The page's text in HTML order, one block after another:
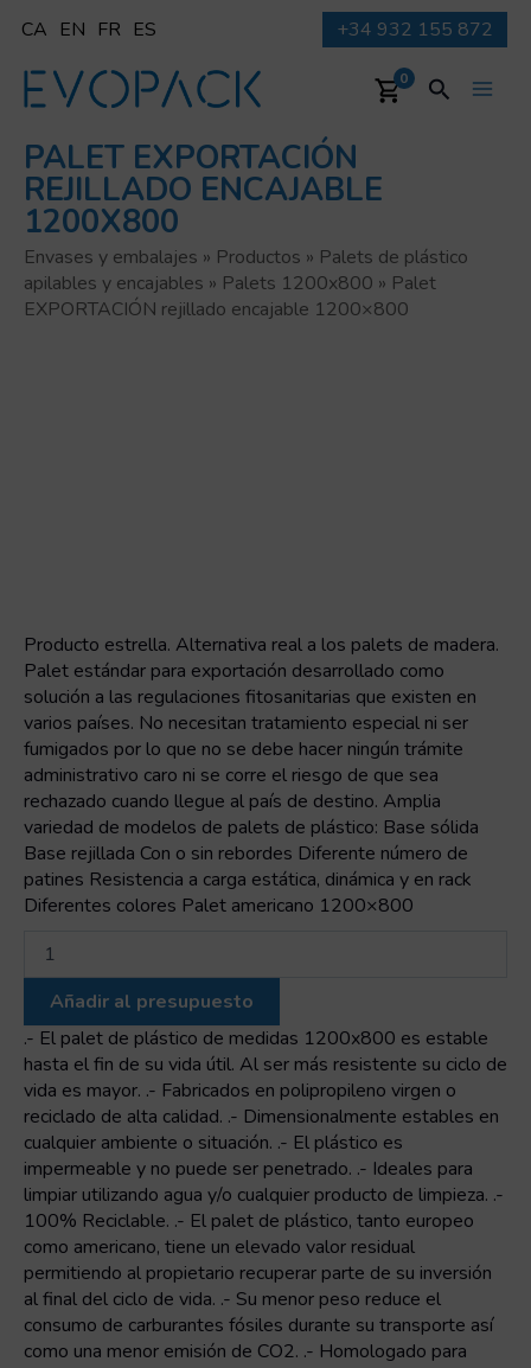
contenido
CA EN FR ES +34 932 155 872
0 Buscar
PALET EXPORTACIÓN
REJILLADO ENCAJABLE
1200X800
Envases y embalajes » Productos » Palets de plástico
apilables y encajables » Palets 1200x800 » Palet
EXPORTACIÓN rejillado encajable 1200×800
Producto estrella. Alternativa real a los palets de madera.
Palet estándar para exportación desarrollado como
solución a las regulaciones fitosanitarias que existen en
varios países. No necesitan tratamiento especial ni ser
fumigados por lo que no se debe hacer ningún trámite
administrativo caro ni se corre el riesgo de que sea
rechazado cuando llegue al país de destino. Amplia
variedad de modelos de palets de plástico: Base sólida
Base rejillada Con o sin rebordes Diferente número de
patines Resistencia a carga estática, dinámica y en rack
Diferentes colores Palet americano 1200×800
EXPORTACIÓN
encajable
1200x800
cantidad
Añadir al presupuesto
.- El palet de plástico de medidas 1200x800 es estable
hasta el fin de su vida útil. Al ser más resistente su ciclo de
vida es mayor. .- Fabricados en polipropileno virgen o
reciclado de alta calidad. .- Dimensionalmente estables en
cualquier ambiente o situación. .- El plástico es
impermeable y no puede ser penetrado. .- Ideales para
limpiar utilizando agua y/o cualquier producto de limpieza. .-
100% Reciclable. .- El palet de plástico, tanto europeo
como americano, tiene un elevado valor residual
permitiendo al propietario recuperar parte de su inversión
al final del ciclo de vida. .- Su menor peso reduce el
consumo de carburantes fósiles durante su transporte así
como una menor emisión de CO2. .- Homologado para